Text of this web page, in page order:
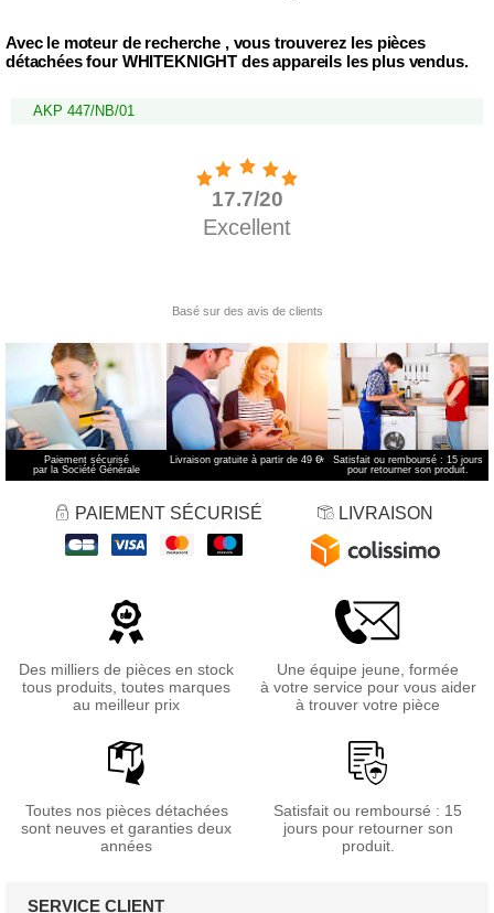
Avec le moteur de recherche , vous trouverez les pièces
détachées four WHITEKNIGHT des appareils les plus vendus.
AKP 447/NB/01
Paiement sécurisé
par la Société Générale
Livraison gratuite à partir de 49 €*
Satisfait ou remboursé : 15 jours
pour retourner son produit.
PAIEMENT SÉCURISÉ LIVRAISON
Des milliers de pièces en stock
tous produits, toutes marques
au meilleur prix
Une équipe jeune, formée
à votre service pour vous aider
à trouver votre pièce
Toutes nos pièces détachées
sont neuves et garanties deux
années
Satisfait ou remboursé : 15
jours pour retourner son
produit.
SERVICE CLIENT